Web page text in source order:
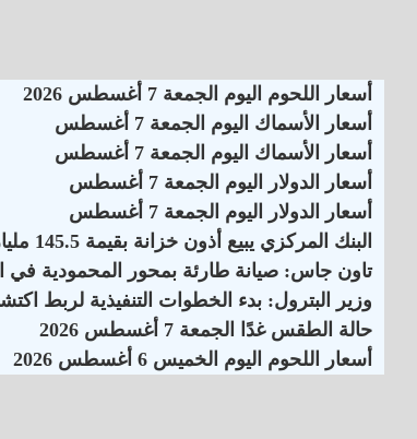
أسعار اللحوم اليوم الجمعة 7 أغسطس 2026
أسعار الأسماك اليوم الجمعة 7 أغسطس
أسعار الأسماك اليوم الجمعة 7 أغسطس
أسعار الدولار اليوم الجمعة 7 أغسطس
أسعار الدولار اليوم الجمعة 7 أغسطس
البنك المركزي يبيع أذون خزانة بقيمة 145.5 مليار جنيه
تاون جاس: صيانة طارئة بمحور المحمودية في
وزير البترول: بدء الخطوات التنفيذية لربط
حالة الطقس غدًا الجمعة 7 أغسطس 2026
أسعار اللحوم اليوم الخميس 6 أغسطس 2026